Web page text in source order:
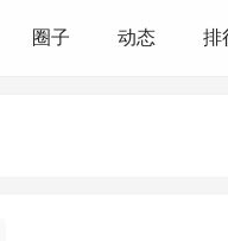
圈子 动态 排